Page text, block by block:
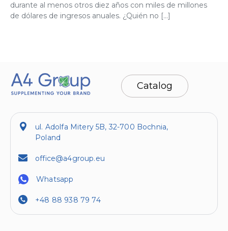
durante al menos otros diez años con miles de millones
de dólares de ingresos anuales. ¿Quién no […]
Catalog
ul. Adolfa Mitery 5B, 32-700 Bochnia,
Poland
office@a4group.eu
Whatsapp
+48 88 938 79 74